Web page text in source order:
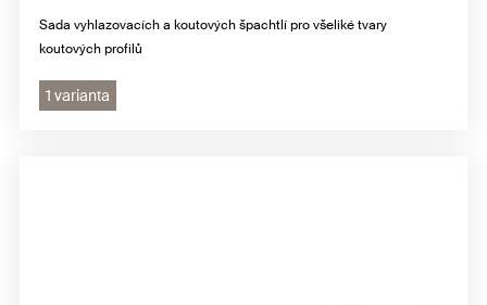
Sada vyhlazovacích a koutových špachtlí pro všeliké tvary
koutových profilů
1 varianta